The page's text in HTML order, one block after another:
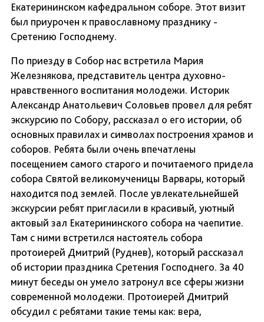
Екатерининском кафедральном соборе. Этот визит
был приурочен к православному празднику -
Сретению Господнему.
По приезду в Собор нас встретила Мария
Железнякова, представитель центра духовно-
нравственного воспитания молодежи. Историк
Александр Анатольевич Соловьев провел для ребят
экскурсию по Собору, рассказал о его истории, об
основных правилах и символах построения храмов и
соборов. Ребята были очень впечатлены
посещением самого старого и почитаемого придела
собора Святой великомученицы Варвары, который
находится под землей. После увлекательнейшей
экскурсии ребят пригласили в красивый, уютный
актовый зал Екатерининского собора на чаепитие.
Там с ними встретился настоятель собора
протоиерей Дмитрий (Руднев), который рассказал
об истории праздника Сретения Господнего. За 40
минут беседы он умело затронул все сферы жизни
современной молодежи. Протоиерей Дмитрий
обсудил с ребятами такие темы как: вера,